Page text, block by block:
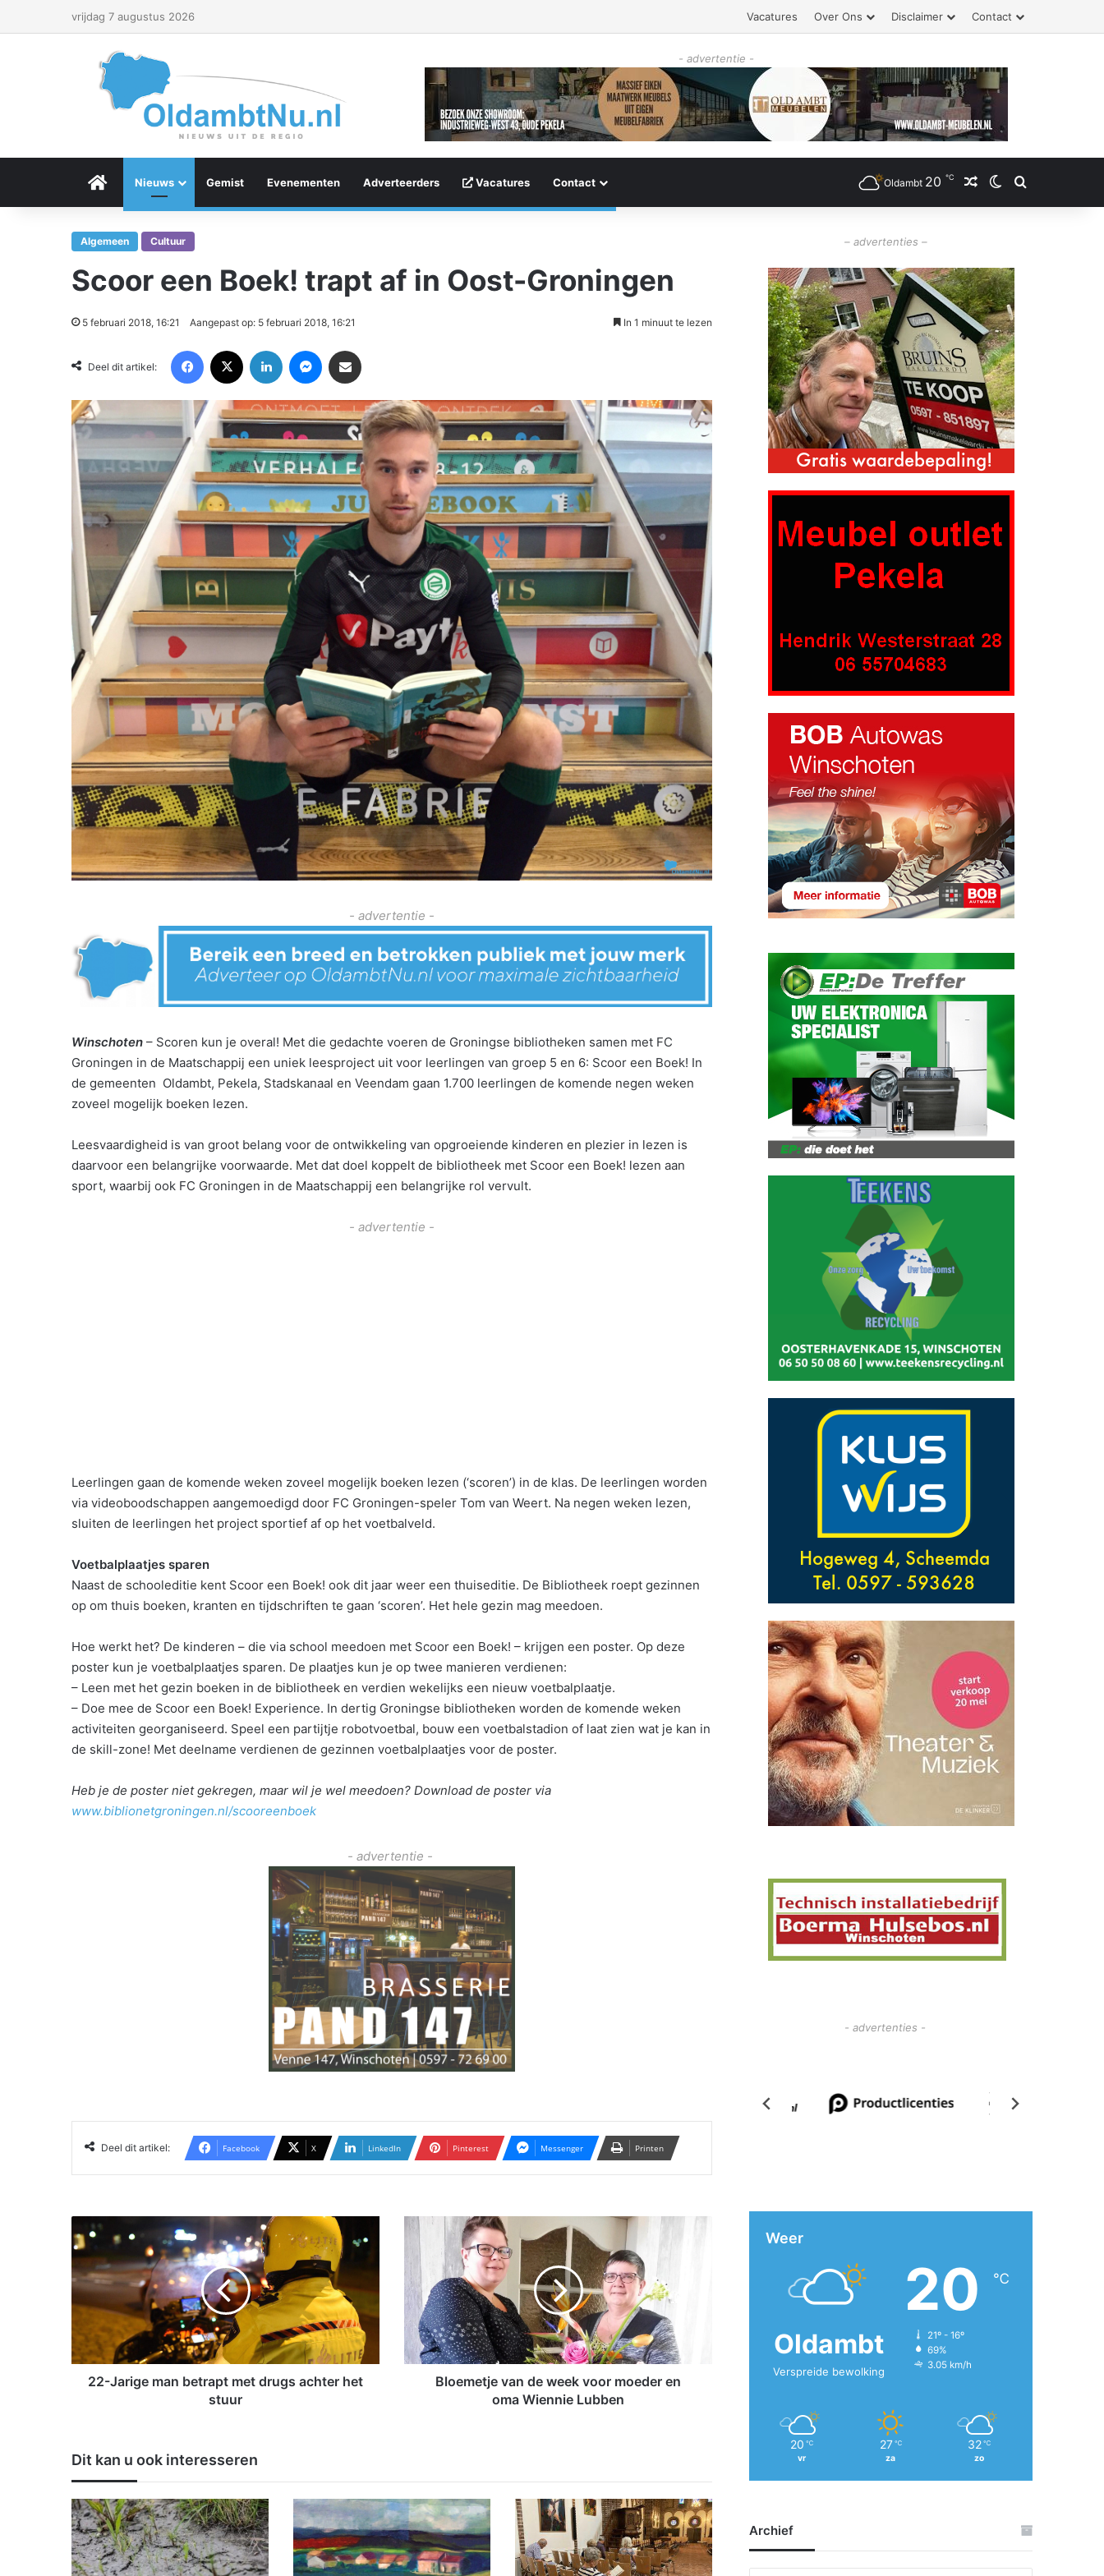
vrijdag 7 augustus 2026 Vacatures Over Ons Disclaimer Contact
- advertentie -
Menu Item
Nieuws Gemist Evenementen Adverteerders Vacatures Contact Oldambt 20 ℃ Willekeurig artikel
Switch skin
Zoeken
Algemeen Cultuur
Scoor een Boek! trapt af in Oost-Groningen
5 februari 2018, 16:21 Aangepast op: 5 februari 2018, 16:21 In 1 minuut te lezen
Deel dit artikel:
- advertentie -
Winschoten – Scoren kun je overal! Met die gedachte voeren de Groningse bibliotheken samen met FC
Groningen in de Maatschappij een uniek leesproject uit voor leerlingen van groep 5 en 6: Scoor een Boek! In
de gemeenten Oldambt, Pekela, Stadskanaal en Veendam gaan 1.700 leerlingen de komende negen weken
zoveel mogelijk boeken lezen.
Leesvaardigheid is van groot belang voor de ontwikkeling van opgroeiende kinderen en plezier in lezen is
daarvoor een belangrijke voorwaarde. Met dat doel koppelt de bibliotheek met Scoor een Boek! lezen aan
sport, waarbij ook FC Groningen in de Maatschappij een belangrijke rol vervult.
- advertentie -
Leerlingen gaan de komende weken zoveel mogelijk boeken lezen (‘scoren’) in de klas. De leerlingen worden
via videoboodschappen aangemoedigd door FC Groningen-speler Tom van Weert. Na negen weken lezen,
sluiten de leerlingen het project sportief af op het voetbalveld.
Voetbalplaatjes sparen
Naast de schooleditie kent Scoor een Boek! ook dit jaar weer een thuiseditie. De Bibliotheek roept gezinnen
op om thuis boeken, kranten en tijdschriften te gaan ‘scoren’. Het hele gezin mag meedoen.
Hoe werkt het? De kinderen – die via school meedoen met Scoor een Boek! – krijgen een poster. Op deze
poster kun je voetbalplaatjes sparen. De plaatjes kun je op twee manieren verdienen:
– Leen met het gezin boeken in de bibliotheek en verdien wekelijks een nieuw voetbalplaatje.
– Doe mee de Scoor een Boek! Experience. In dertig Groningse bibliotheken worden de komende weken
activiteiten georganiseerd. Speel een partijtje robotvoetbal, bouw een voetbalstadion of laat zien wat je kan in
de skill-zone! Met deelname verdienen de gezinnen voetbalplaatjes voor de poster.
Heb je de poster niet gekregen, maar wil je wel meedoen? Download de poster via
www.biblionetgroningen.nl/scooreenboek
- advertentie -
Deel dit artikel: Facebook X LinkedIn Pinterest Messenger Printen
2
-
J
a
e
t
r
a
p
t
m
e
22-Jarige man betrapt met drugs achter het
stuur
e
m
e
t
e
e
e
v
o
o
Bloemetje van de week voor moeder en
oma Wiennie Lubben
Dit kan u ook interesseren
– advertenties –
- advertenties -
Weer
Oldambt
Verspreide bewolking
20 ℃
21º - 16º
69%
3.05 km/h
20 ℃
vr
27 ℃
za
32 ℃
zo
Archief